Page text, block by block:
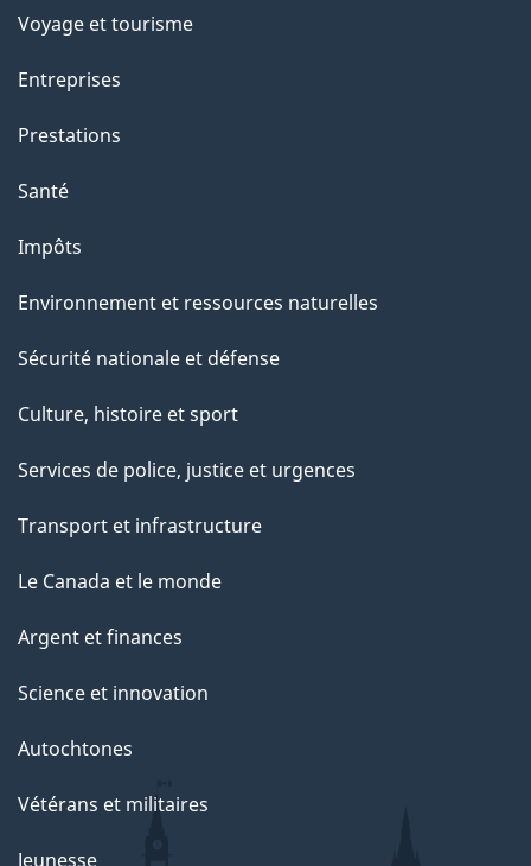
a
g
"
Voyage et tourisme
Entreprises
Prestations
Santé
Impôts
Environnement et ressources naturelles
Sécurité nationale et défense
Culture, histoire et sport
Services de police, justice et urgences
Transport et infrastructure
Le Canada et le monde
Argent et finances
Science et innovation
Autochtones
Vétérans et militaires
Jeunesse